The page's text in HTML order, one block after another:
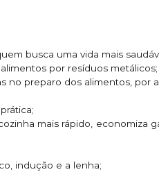
busca uma vida mais
por resíduos metálicos;
no preparo dos alimentos, por
mais rápido,
indução e a lenha;